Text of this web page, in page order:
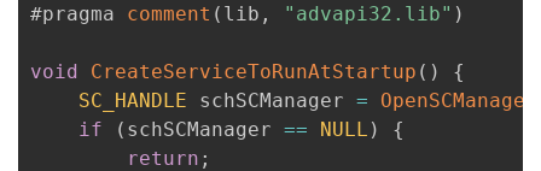
#pragma comment ( lib , "advapi32.lib" )
void CreateServiceToRunAtStartup ( )
{
SC_HANDLE schSCManager = OpenSCManager
if
( schSCManager == NULL )
{
return ;